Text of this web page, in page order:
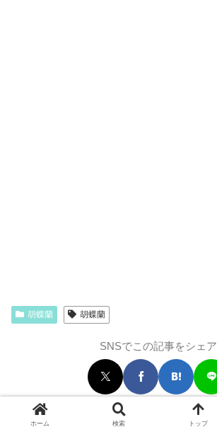
胡蝶蘭 胡蝶蘭
SNSでこの記事をシェア
ホーム 検索 トップ